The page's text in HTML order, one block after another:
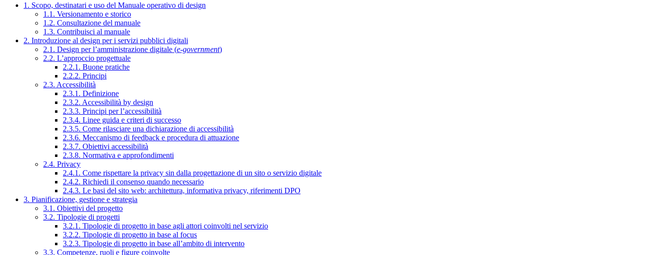
1. Scopo, destinatari e uso del Manuale operativo di design
1.1. Versionamento e storico
1.2. Consultazione del manuale
1.3. Contribuisci al manuale
2. Introduzione al design per i servizi pubblici digitali
2.1. Design per l’amministrazione digitale (e-government)
2.2. L’approccio progettuale
2.2.1. Buone pratiche
2.2.2. Principi
2.3. Accessibilità
2.3.1. Definizione
2.3.2. Accessibilità by design
2.3.3. Principi per l’accessibilità
2.3.4. Linee guida e criteri di successo
2.3.5. Come rilasciare una dichiarazione di accessibilità
2.3.6. Meccanismo di feedback e procedura di attuazione
2.3.7. Obiettivi accessibilità
2.3.8. Normativa e approfondimenti
2.4. Privacy
2.4.1. Come rispettare la privacy sin dalla progettazione di un sito o servizio digitale
2.4.2. Richiedi il consenso quando necessario
2.4.3. Le basi del sito web: architettura, informativa privacy, riferimenti DPO
3. Pianificazione, gestione e strategia
3.1. Obiettivi del progetto
3.2. Tipologie di progetti
3.2.1. Tipologie di progetto in base agli attori coinvolti nel servizio
3.2.2. Tipologie di progetto in base al focus
3.2.3. Tipologie di progetto in base all’ambito di intervento
3.3. Competenze, ruoli e figure coinvolte